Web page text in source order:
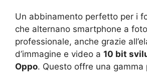
Un abbinamento perfetto per i
che alternano smartphone a
professionale, anche grazie
d’immagine e video a 10 bit
Oppo. Questo offre una gamma